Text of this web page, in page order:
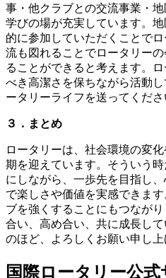
事・他クラブとの交流事業・
学びの場が充実しています。
的に参加していただくことで
流も図れることでロータリー
ることができると考えます。
べき高潔さを保ちながら活動
ータリーライフを送ってくださ
３．まとめ
ロータリーは、社会環境の変
期を迎えています。そういう
にしながら、一歩先を目指し
で楽しさや価値を実感できま
ブを強くすることにもつなが
合い、高め合い、共に成長し
のほど、よろしくお願い申し上
国際ロータリー公式